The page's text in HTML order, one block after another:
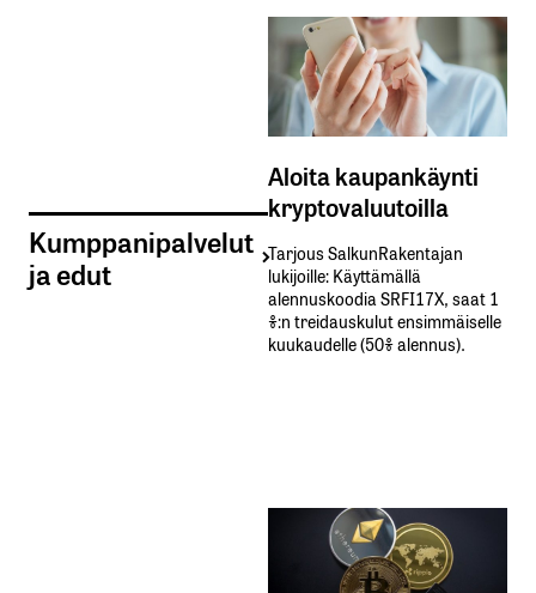
Kumppanipalvelut
ja edut
Aloita kaupankäynti
kryptovaluutoilla
Tarjous SalkunRakentajan
lukijoille: Käyttämällä​ ​
alennuskoodia​ ​SRFI17X,​ ​saat​ ​1
%:n treidauskulut​ ​ensimmäiselle​ ​
kuukaudelle​ ​(50%​ ​alennus).